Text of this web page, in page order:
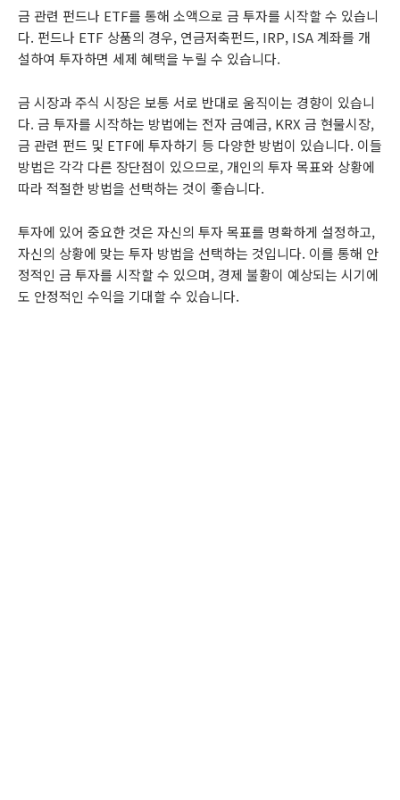
금 관련 펀드나 ETF를 통해 소액으로 금 투자를 시작할 수 있습니
다. 펀드나 ETF 상품의 경우, 연금저축펀드, IRP, ISA 계좌를 개
설하여 투자하면 세제 혜택을 누릴 수 있습니다.
금 시장과 주식 시장은 보통 서로 반대로 움직이는 경향이 있습니
다. 금 투자를 시작하는 방법에는 전자 금예금, KRX 금 현물시장,
금 관련 펀드 및 ETF에 투자하기 등 다양한 방법이 있습니다. 이들
방법은 각각 다른 장단점이 있으므로, 개인의 투자 목표와 상황에
따라 적절한 방법을 선택하는 것이 좋습니다.
투자에 있어 중요한 것은 자신의 투자 목표를 명확하게 설정하고,
자신의 상황에 맞는 투자 방법을 선택하는 것입니다. 이를 통해 안
정적인 금 투자를 시작할 수 있으며, 경제 불황이 예상되는 시기에
도 안정적인 수익을 기대할 수 있습니다.